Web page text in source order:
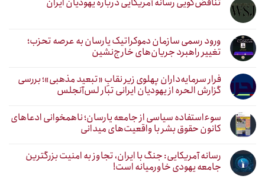
ورود رسمی سازمان دموکراتیک یارسان به عرصه تحزب؛
تغییر راهبرد جریان‌های خارج‌نشین
فرار سرمایه‌داران پهلوی زیر نقابِ «تبعید مذهبی»؛ بررسی
گزارش الحره از یهودیان ایرانی تبار لس‌آنجلس
سوءاستفاده سیاسی از جامعه یارسان؛ ناهمخوانی ادعاهای
کانون حقوق بشر با واقعیت‌های میدانی
رسانه آمریکایی: جنگ با ایران، تجاوز به امنیت بزرگترین
جامعه یهودی خاورمیانه است!